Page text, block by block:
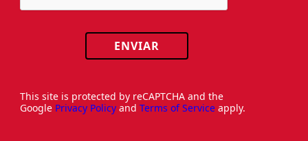
ENVIAR
This site is protected by reCAPTCHA and the
Google Privacy Policy and Terms of Service apply.